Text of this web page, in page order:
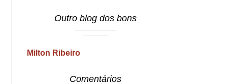
Outro blog dos bons
Milton Ribeiro
Comentários